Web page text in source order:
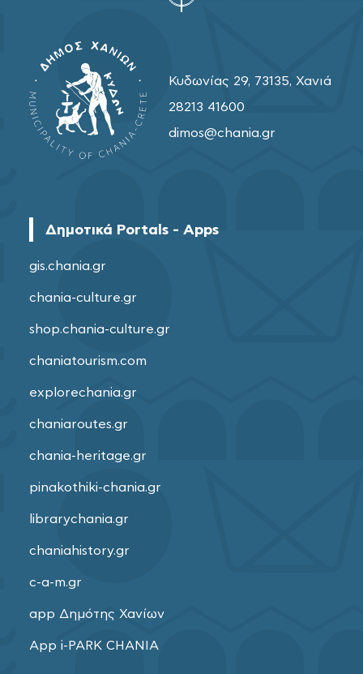
Κυδωνίας 29, 73135, Χανιά
28213 41600
dimos@chania.gr
Δημοτικά Portals - Apps
gis.chania.gr
chania-culture.gr
shop.chania-culture.gr
chaniatourism.com
explorechania.gr
chaniaroutes.gr
chania-heritage.gr
pinakothiki-chania.gr
librarychania.gr
chaniahistory.gr
c-a-m.gr
app Δημότης Χανίων
App i-PARK CHANIA